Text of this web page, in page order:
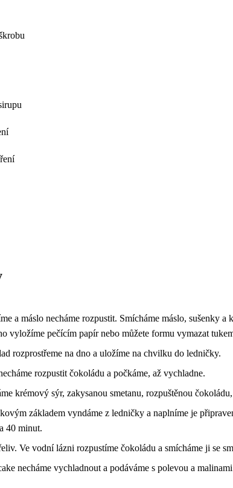
a máslo necháme rozpustit. Smícháme máslo, sušenky
vyložíme pečícím papír nebo můžete formu vymazat
rozprostřeme na dno a uložíme na chvilku do ledničky.
rozpustit čokoládu a počkáme, až vychladne.
krémový sýr, zakysanou smetanu, rozpuštěnou
základem vyndáme z ledničky a naplníme je
40 minut.
Ve vodní lázni rozpustíme čokoládu a smícháme ji se
necháme vychladnout a podáváme s polevou a